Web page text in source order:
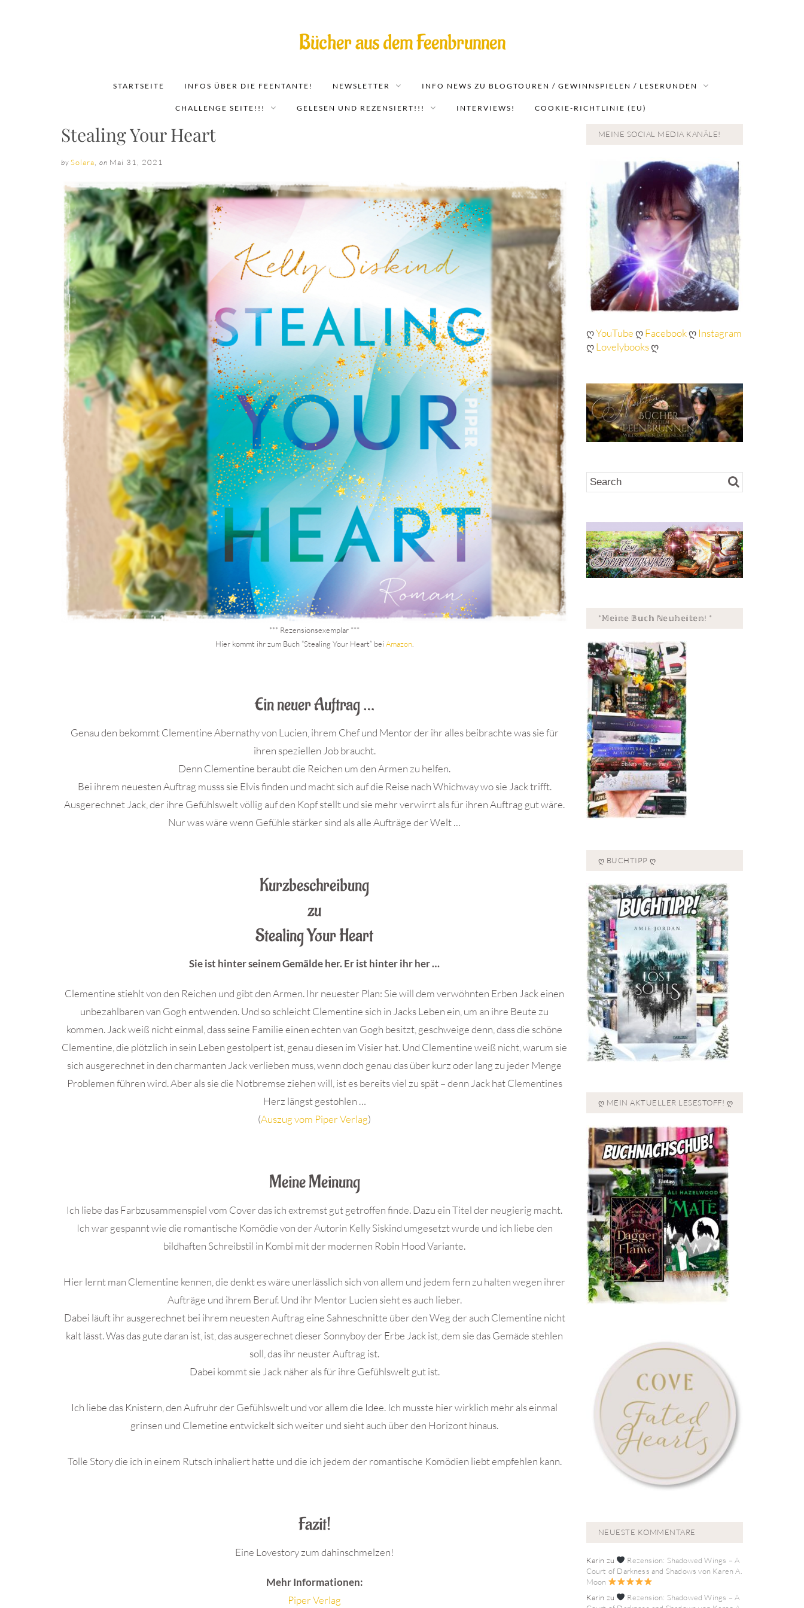
Bücher aus dem Feenbrunnen
STARTSEITE INFOS ÜBER DIE FEENTANTE! NEWSLETTER INFO NEWS ZU BLOGTOUREN / GEWINNSPIELEN / LESERUNDEN
CHALLENGE SEITE!!! GELESEN UND REZENSIERT!!! INTERVIEWS! COOKIE-RICHTLINIE (EU)
Stealing Your Heart
by Solara on Mai 31, 2021
*** Rezensionsexemplar ***
Hier kommt ihr zum Buch “Stealing Your Heart” bei Amazon.
Ein neuer Auftrag …
Genau den bekommt Clementine Abernathy von Lucien, ihrem Chef und Mentor der ihr alles beibrachte was sie für
ihren speziellen Job braucht.
Denn Clementine beraubt die Reichen um den Armen zu helfen.
Bei ihrem neuesten Auftrag musss sie Elvis finden und macht sich auf die Reise nach Whichway wo sie Jack trifft.
Ausgerechnet Jack, der ihre Gefühlswelt völlig auf den Kopf stellt und sie mehr verwirrt als für ihren Auftrag gut wäre.
Nur was wäre wenn Gefühle stärker sind als alle Aufträge der Welt …
Kurzbeschreibung
zu
Stealing Your Heart
Sie ist hinter seinem Gemälde her. Er ist hinter ihr her …
Clementine stiehlt von den Reichen und gibt den Armen. Ihr neuester Plan: Sie will dem verwöhnten Erben Jack einen
unbezahlbaren van Gogh entwenden. Und so schleicht Clementine sich in Jacks Leben ein, um an ihre Beute zu
kommen. Jack weiß nicht einmal, dass seine Familie einen echten van Gogh besitzt, geschweige denn, dass die schöne
Clementine, die plötzlich in sein Leben gestolpert ist, genau diesen im Visier hat. Und Clementine weiß nicht, warum sie
sich ausgerechnet in den charmanten Jack verlieben muss, wenn doch genau das über kurz oder lang zu jeder Menge
Problemen führen wird. Aber als sie die Notbremse ziehen will, ist es bereits viel zu spät – denn Jack hat Clementines
Herz längst gestohlen …
(Auszug vom Piper Verlag)
Meine Meinung
Ich liebe das Farbzusammenspiel vom Cover das ich extremst gut getroffen finde. Dazu ein Titel der neugierig macht.
Ich war gespannt wie die romantische Komödie von der Autorin Kelly Siskind umgesetzt wurde und ich liebe den
bildhaften Schreibstil in Kombi mit der modernen Robin Hood Variante.
Hier lernt man Clementine kennen, die denkt es wäre unerlässlich sich von allem und jedem fern zu halten wegen ihrer
Aufträge und ihrem Beruf. Und ihr Mentor Lucien sieht es auch lieber.
Dabei läuft ihr ausgerechnet bei ihrem neuesten Auftrag eine Sahneschnitte über den Weg der auch Clementine nicht
kalt lässt. Was das gute daran ist, ist, das ausgerechnet dieser Sonnyboy der Erbe Jack ist, dem sie das Gemäde stehlen
soll, das ihr neuster Auftrag ist.
Dabei kommt sie Jack näher als für ihre Gefühlswelt gut ist.
Ich liebe das Knistern, den Aufruhr der Gefühlswelt und vor allem die Idee. Ich musste hier wirklich mehr als einmal
grinsen und Clemetine entwickelt sich weiter und sieht auch über den Horizont hinaus.
Tolle Story die ich in einem Rutsch inhaliert hatte und die ich jedem der romantische Komödien liebt empfehlen kann.
Fazit!
Eine Lovestory zum dahinschmelzen!
Mehr Informationen:
Piper Verlag
MEINE SOCIAL MEDIA KANÄLE!
ღYouTubeღFacebookღ Instagram
ღLovelybooksღ
*𝕄𝕖𝕚𝕟𝕖 𝔹𝕦𝕔𝕙 ℕ𝕖𝕦𝕙𝕖𝕚𝕥𝕖𝕟! *
Ღ BUCHTIPP Ღ
Ღ MEIN AKTUELLER LESESTOFF! Ღ
NEUESTE KOMMENTARE
Karin zu
Rezension: Shadowed Wings – A
Court of Darkness and Shadows von Karen A.
Moon
Karin zu
Rezension: Shadowed Wings – A